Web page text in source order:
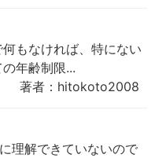
もなければ、特にない
年齢制限...
著者：hitokoto2008
理解できていないので